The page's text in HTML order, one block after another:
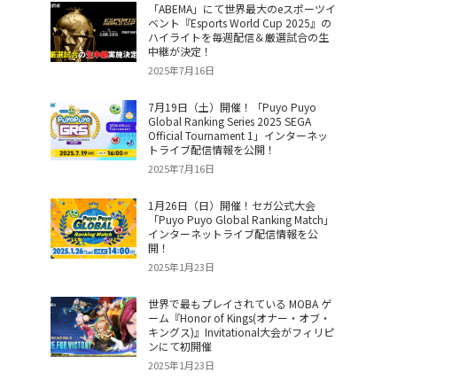
「ABEMA」にて世界最大のeスポーツイ
ベント『Esports World Cup 2025』の
ハイライトを毎週配信＆厳選試合の生
中継が決定！
2025年7月16日
7月19日（土）開催！「Puyo Puyo
Global Ranking Series 2025 SEGA
Official Tournament 1」インターネッ
トライブ配信情報を公開！
2025年7月16日
1月26日（日）開催！セガ公式大会
「Puyo Puyo Global Ranking Match」
インターネットライブ配信情報を公
開！
2025年1月23日
世界で最もプレイされている MOBA ゲ
ーム『Honor of Kings(オナー・オブ・
キングス)』Invitational大会がフィリピ
ンにて初開催
2025年1月23日